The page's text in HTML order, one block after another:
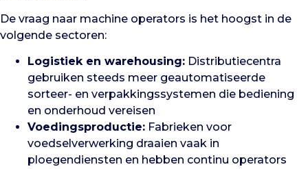
De vraag naar machine operators is het hoogst in de
volgende sectoren:
Logistiek en warehousing: Distributiecentra
gebruiken steeds meer geautomatiseerde
sorteer- en verpakkingssystemen die bediening
en onderhoud vereisen
Voedingsproductie: Fabrieken voor
voedselverwerking draaien vaak in
ploegendiensten en hebben continu operators